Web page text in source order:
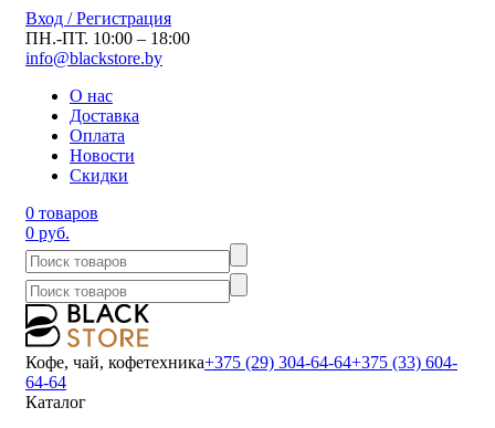
Вход / Регистрация
ПН.-ПТ. 10:00 – 18:00
info@blackstore.by
О нас
Доставка
Оплата
Новости
Скидки
0 товаров
0 руб.
Кофе, чай, кофетехника+375 (29) 304-64-64+375 (33) 604-
64-64
Каталог